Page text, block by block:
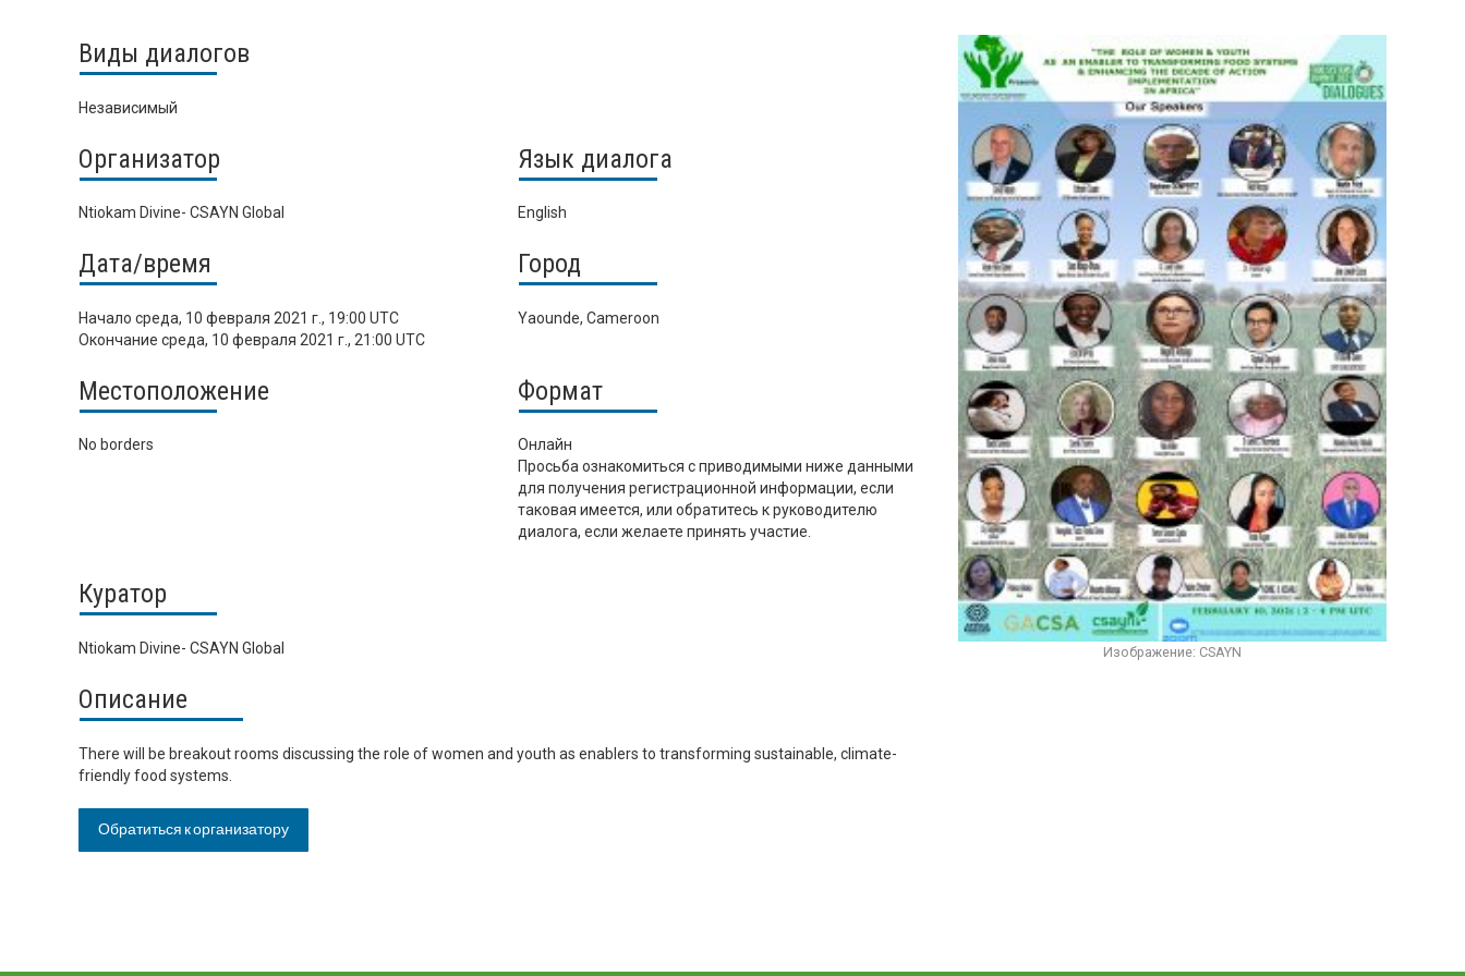
Виды диалогов
Независимый
Организатор
Ntiokam Divine- CSAYN Global
Язык диалога
English
Дата/время
Начало среда, 10 февраля 2021 г., 19:00 UTC
Окончание среда, 10 февраля 2021 г., 21:00 UTC
Город
Yaounde, Cameroon
Местоположение
No borders
Формат
Онлайн
Просьба ознакомиться с приводимыми ниже данными
для получения регистрационной информации, если
таковая имеется, или обратитесь к руководителю
диалога, если желаете принять участие.
Куратор
Ntiokam Divine- CSAYN Global
Описание
There will be breakout rooms discussing the role of women and youth as enablers to transforming sustainable, climate-
friendly food systems.
Обратиться к организатору
Изображение: CSAYN